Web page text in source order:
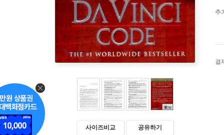
사이즈비교 공유하기
추
결